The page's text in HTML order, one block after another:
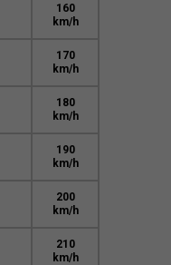
160
km/h
170
km/h
180
km/h
190
km/h
200
km/h
210
km/h